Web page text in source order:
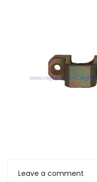
Leave a comment